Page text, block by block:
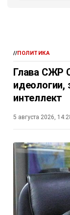
//ПОЛИТИКА
Глава СЖР
идеологии,
интеллект
5 августа 2026,